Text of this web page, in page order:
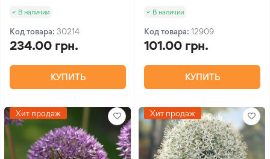
В наличии
Код товара: 30214
234.00 грн.
КУПИТЬ
В наличии
Код товара: 12909
101.00 грн.
КУПИТЬ
Хит продаж Хит продаж